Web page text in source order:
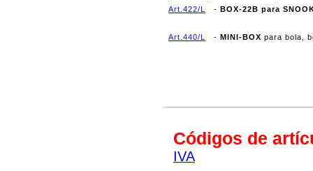
Art.422/L
- BOX-22B para
Art.440/L - MINI-BOX para bola,
Códigos de
IVA